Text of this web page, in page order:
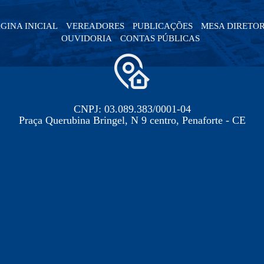
INICIAL VEREADORES PUBLICAÇÕES
MESA
OUVIDORIA
CONTAS PÚBLICAS
CNPJ: 03.089.383/0001-04
Praça Querubina Bringel, N 9 centro, Penaforte - CE